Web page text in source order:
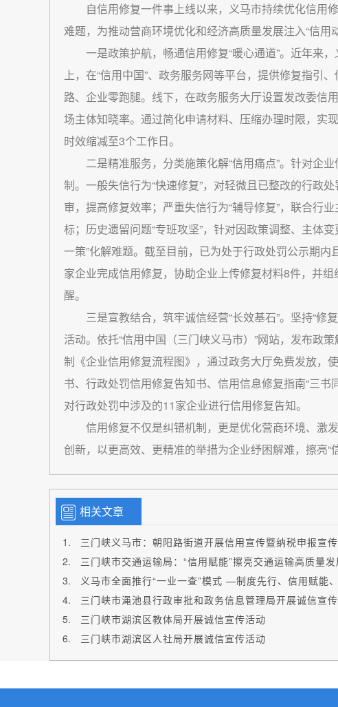
自信用修复一件事上线以来，义马市持续优化信用
难题，为推动营商环境优化和经济高质量发展注入“信用动
一是政策护航，畅通信用修复“暖心通道”。近年来
上，在“信用中国”、政务服务网等平台，提供修复指引
路、企业零跑腿。线下，在政务服务大厅设置发改委信
场主体知晓率。通过简化申请材料、压缩办理时限，实
时效缩减至3个工作日。
二是精准服务，分类施策化解“信用痛点”。针对企
制。一般失信行为“快速修复”，对轻微且已整改的行政
审，提高修复效率；严重失信行为“辅导修复”，联合行
标；历史遗留问题“专班攻坚”，针对因政策调整、主体
一策”化解难题。截至目前，已为处于行政处罚公示期
家企业完成信用修复，协助企业上传修复材料8件，并
醒。
三是宣教结合，筑牢诚信经营“长效基石”。坚持“修
活动。依托“信用中国（三门峡义马市）”网站，发布政
制《企业信用修复流程图》，通过政务大厅免费发放，
书、行政处罚信用修复告知书、信用信息修复指南“三书
对行政处罚中涉及的11家企业进行信用修复告知。
信用修复不仅是纠错机制，更是优化营商环境、激
创新，以更高效、更精准的举措为企业纾困解难，擦亮“
相关文章
三门峡义马市：朝阳路街道开展信用宣传暨纳税申报宣
三门峡市交通运输局：“信用赋能”擦亮交通运输高质量
三门峡市渑池县行政审批和政务信息管理局开展诚信宣
三门峡市湖滨区教体局开展诚信宣传活动
三门峡市湖滨区人社局开展诚信宣传活动